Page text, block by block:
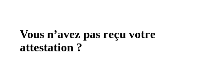
Vous n’avez pas reçu votre
attestation ?